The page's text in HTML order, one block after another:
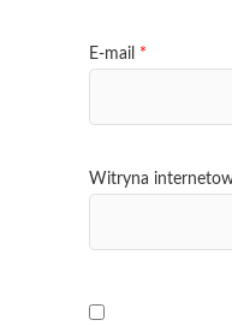
E-mail *
Witryna